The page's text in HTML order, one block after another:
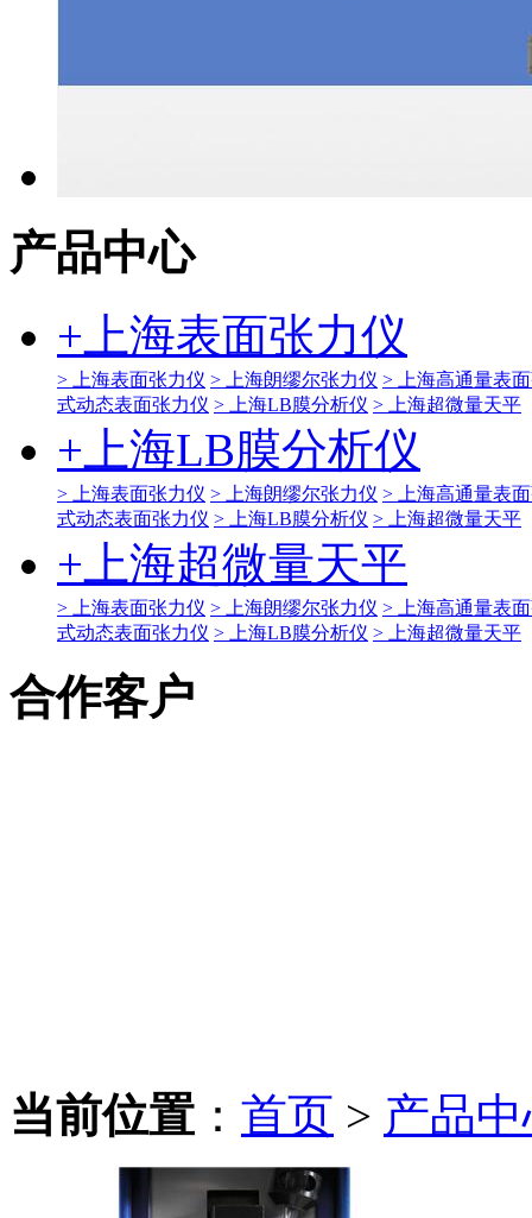
产品中心
+ 上海表面张力仪
> 上海表面张力仪 > 上海朗缪尔张力仪 > 上海高通量表
式动态表面张力仪 > 上海LB膜分析仪 > 上海超微量天平
+ 上海LB膜分析仪
> 上海表面张力仪 > 上海朗缪尔张力仪 > 上海高通量表
式动态表面张力仪 > 上海LB膜分析仪 > 上海超微量天平
+ 上海超微量天平
> 上海表面张力仪 > 上海朗缪尔张力仪 > 上海高通量表
式动态表面张力仪 > 上海LB膜分析仪 > 上海超微量天平
合作客户
当前位置 ： 首页 > 产品